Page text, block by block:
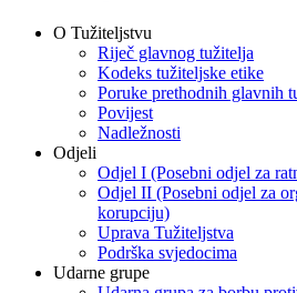
O Tužiteljstvu
Riječ glavnog tužitelja
Kodeks tužiteljske etike
Poruke prethodnih glavnih
Povijest
Nadležnosti
Odjeli
Odjel I (Posebni odjel za
Odjel II (Posebni odjel za
korupciju)
Uprava Tužiteljstva
Podrška svjedocima
Udarne grupe